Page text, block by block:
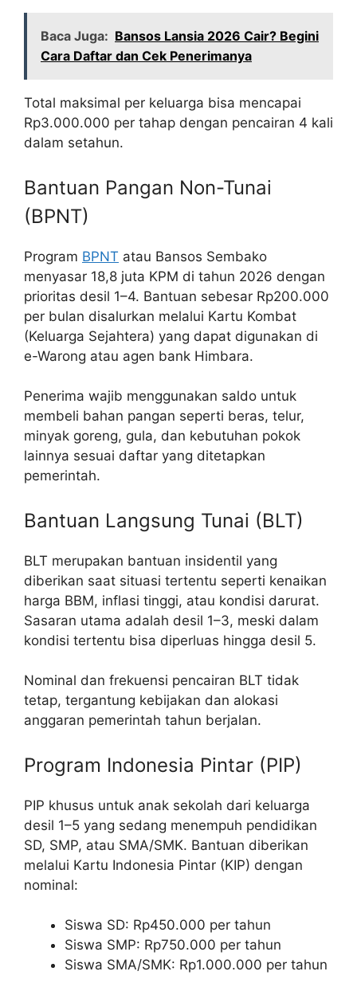
Baca Juga: Bansos Lansia 2026 Cair? Begini
Cara Daftar dan Cek Penerimanya
Total maksimal per keluarga bisa mencapai
Rp3.000.000 per tahap dengan pencairan 4 kali
dalam setahun.
Bantuan Pangan Non-Tunai
(BPNT)
Program BPNT atau Bansos Sembako
menyasar 18,8 juta KPM di tahun 2026 dengan
prioritas desil 1–4. Bantuan sebesar Rp200.000
per bulan disalurkan melalui Kartu Kombat
(Keluarga Sejahtera) yang dapat digunakan di
e-Warong atau agen bank Himbara.
Penerima wajib menggunakan saldo untuk
membeli bahan pangan seperti beras, telur,
minyak goreng, gula, dan kebutuhan pokok
lainnya sesuai daftar yang ditetapkan
pemerintah.
Bantuan Langsung Tunai (BLT)
BLT merupakan bantuan insidentil yang
diberikan saat situasi tertentu seperti kenaikan
harga BBM, inflasi tinggi, atau kondisi darurat.
Sasaran utama adalah desil 1–3, meski dalam
kondisi tertentu bisa diperluas hingga desil 5.
Nominal dan frekuensi pencairan BLT tidak
tetap, tergantung kebijakan dan alokasi
anggaran pemerintah tahun berjalan.
Program Indonesia Pintar (PIP)
PIP khusus untuk anak sekolah dari keluarga
desil 1–5 yang sedang menempuh pendidikan
SD, SMP, atau SMA/SMK. Bantuan diberikan
melalui Kartu Indonesia Pintar (KIP) dengan
nominal:
Siswa SD: Rp450.000 per tahun
Siswa SMP: Rp750.000 per tahun
Siswa SMA/SMK: Rp1.000.000 per tahun